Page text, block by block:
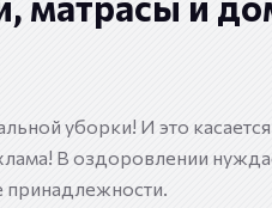
уборки! И это
В оздоровлении
принадлежности.